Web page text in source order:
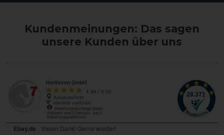
Kundenmeinungen: Das sagen
unsere Kunden über uns